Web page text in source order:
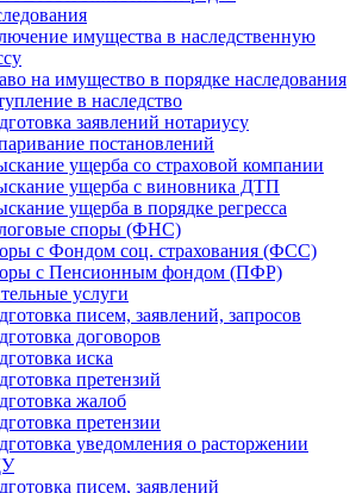
имущества в наследственную
на имущество в порядке наследования
в наследство
заявлений нотариусу
постановлений
ущерба со страховой компании
ущерба с виновника ДТП
ущерба в порядке регресса
споры (ФНС)
с Фондом соц. страхования (ФСС)
с Пенсионным фондом (ПФР)
услуги
писем, заявлений, запросов
договоров
иска
претензий
жалоб
претензии
уведомления о расторжении
писем, заявлений